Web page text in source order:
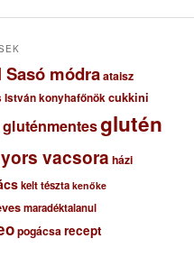
módraataisz
István konyhafőnökcukkini
gluténmentesglutén
vacsora házi
kelt tészta kenőke
maradéktalanul
pogácsarecept